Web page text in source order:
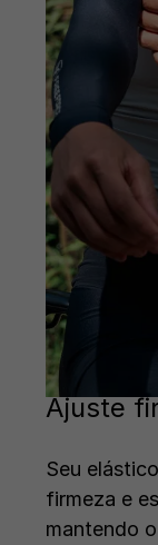
Ajuste
Seu
firmeza e
mantendo